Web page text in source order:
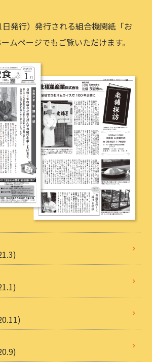
発行）発行される組合機関紙「お
ムページでもご覧いただけます。